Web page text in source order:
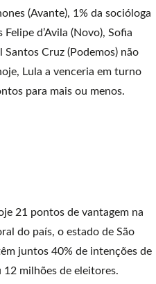
(Avante), 1% da socióloga
d’Avila (Novo), Sofia
Santos Cruz (Podemos) não
Lula a venceria em turno
para mais ou menos.
21 pontos de vantagem na
do país, o estado de São
juntos 40% de intenções de
milhões de eleitores.